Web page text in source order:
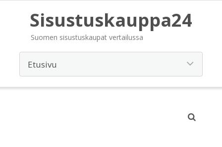
Sisustuskauppa24
Suomen sisustuskaupat vertailussa